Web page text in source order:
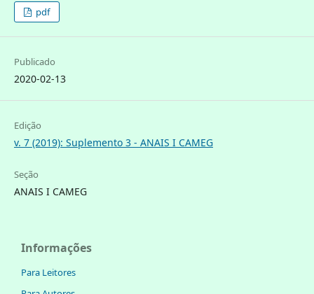
pdf
Publicado
2020-02-13
Edição
v. 7 (2019): Suplemento 3 - ANAIS I CAMEG
Seção
ANAIS I CAMEG
Informações
Para Leitores